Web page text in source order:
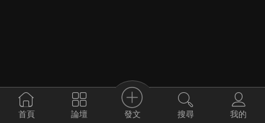
首頁 論壇 發文 搜尋 我的